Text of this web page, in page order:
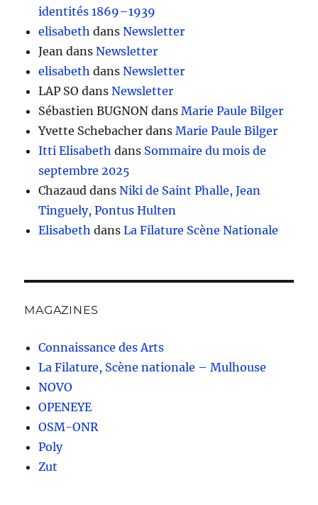
identités 1869–1939
elisabeth dansNewsletter
Jean dansNewsletter
elisabeth dansNewsletter
LAP SO dansNewsletter
Sébastien BUGNON dansMarie Paule Bilger
Yvette Schebacher dansMarie Paule Bilger
Itti Elisabeth dans Sommaire du mois de
septembre 2025
Chazaud dansNiki de Saint Phalle, Jean
Tinguely, Pontus Hulten
Elisabeth dansLa Filature Scène Nationale
MAGAZINES
Connaissance des Arts
La Filature, Scène nationale – Mulhouse
NOVO
OPENEYE
OSM-ONR
Poly
Zut